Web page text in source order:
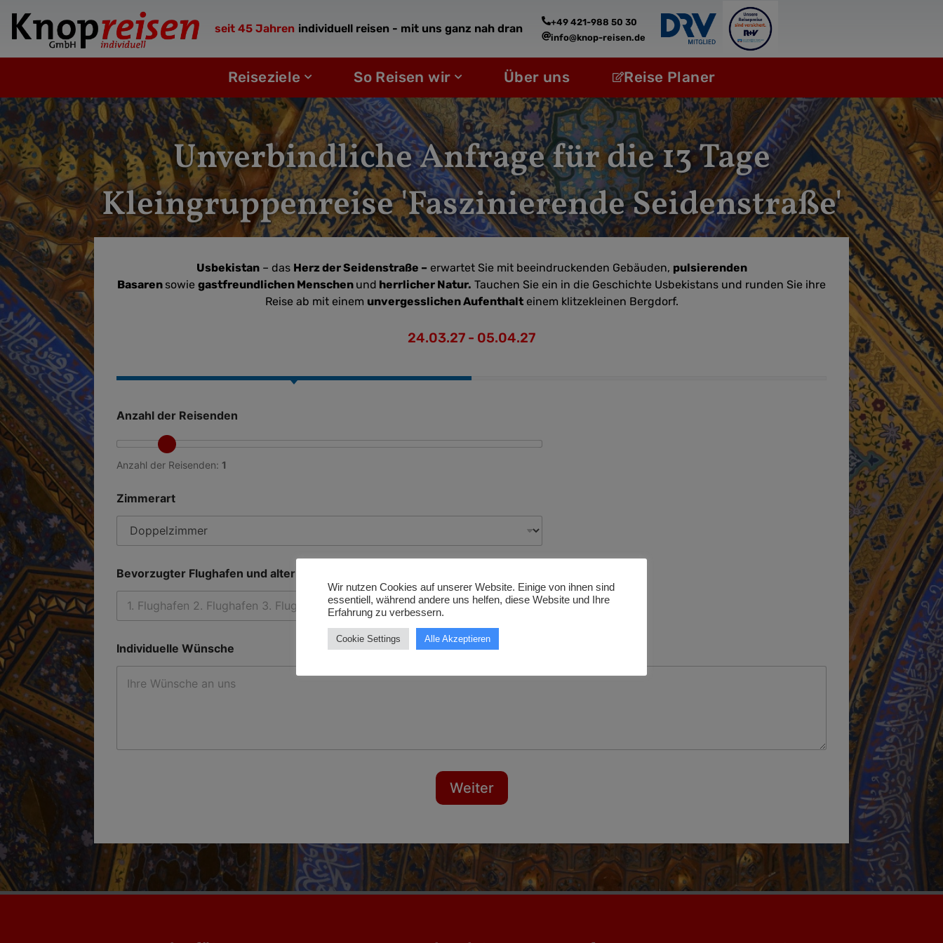
Inhalt
seit 45 Jahren individuell reisen - mit uns ganz nah dran
+49 421-988 50 30
info@knop-reisen.de
Reiseziele Öffne ReisezieleSo Reisen wir Öffne So Reisen wir
Über uns Reise Planer
Unverbindliche Anfrage für die 13 Tage
Kleingruppenreise 'Faszinierende Seidenstraße'
Usbekistan– das Herz der Seidenstraße – erwartet Sie mit beeindruckenden Gebäuden, pulsierenden
Basarensowie gastfreundlichen Menschen und herrlicher Natur. Tauchen Sie ein in die Geschichte Usbekistans und runden Sie ihre
Reise ab mit einem unvergesslichen Aufenthalteinem klitzekleinen Bergdorf.
24.03.27 - 05.04.27
Anzahl der Reisenden
Anzahl der Reisenden: 1
Zimmerart
Bevorzugter Flughafen und alternative Flughäfen
Individuelle Wünsche
Weiter
Wir nutzen Cookies auf unserer Website. Einige von ihnen sind
essentiell, während andere uns helfen, diese Website und Ihre
Erfahrung zu verbessern.
Cookie Settings Alle Akzeptieren